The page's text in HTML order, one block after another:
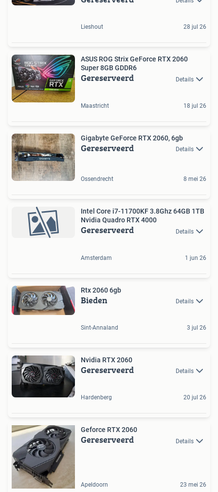
Lieshout 28 jul 26
ASUS ROG Strix GeForce RTX 2060
Super 8GB GDDR6
Gereserveerd Details
Maastricht 18 jul 26
Gigabyte GeForce RTX 2060, 6gb
Gereserveerd Details
Ossendrecht 8 mei 26
Intel Core i7-11700KF 3.8Ghz 64GB 1TB
Nvidia Quadro RTX 4000
Gereserveerd Details
Amsterdam 1 jun 26
Rtx 2060 6gb
Bieden Details
Sint-Annaland 3 jul 26
Nvidia RTX 2060
Gereserveerd Details
Hardenberg 20 jul 26
Geforce RTX 2060
Gereserveerd Details
Apeldoorn 23 mei 26